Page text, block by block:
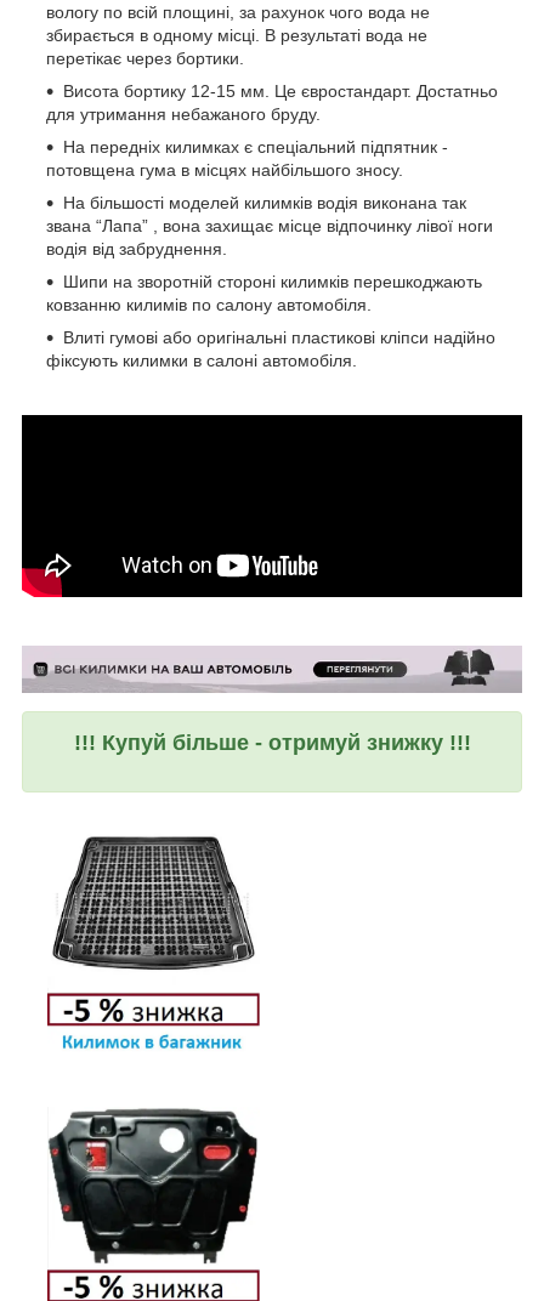
вологу по всій площині, за рахунок чого вода не
збирається в одному місці. В результаті вода не
перетікає через бортики.
Висота бортику 12-15 мм. Це євростандарт. Достатньо
для утримання небажаного бруду.
На передніх килимках є спеціальний підпятник -
потовщена гума в місцях найбільшого зносу.
На більшості моделей килимків водія виконана так
звана “Лапа” , вона захищає місце відпочинку лівої ноги
водія від забруднення.
Шипи на зворотній стороні килимків перешкоджають
ковзанню килимів по салону автомобіля.
Влиті гумові або оригінальні пластикові кліпси надійно
фіксують килимки в салоні автомобіля.
!!! Купуй більше - отримуй знижку !!!